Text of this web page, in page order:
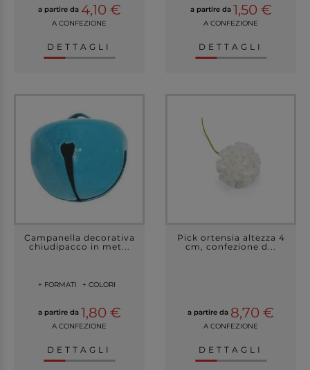
a partire da 4,10 €
A CONFEZIONE
DETTAGLI
a partire da 1,50 €
A CONFEZIONE
DETTAGLI
Campanella decorativa
chiudipacco in met...
+ FORMATI + COLORI
a partire da 1,80 €
A CONFEZIONE
DETTAGLI
Pick ortensia altezza 4
cm, confezione d...
a partire da 8,70 €
A CONFEZIONE
DETTAGLI